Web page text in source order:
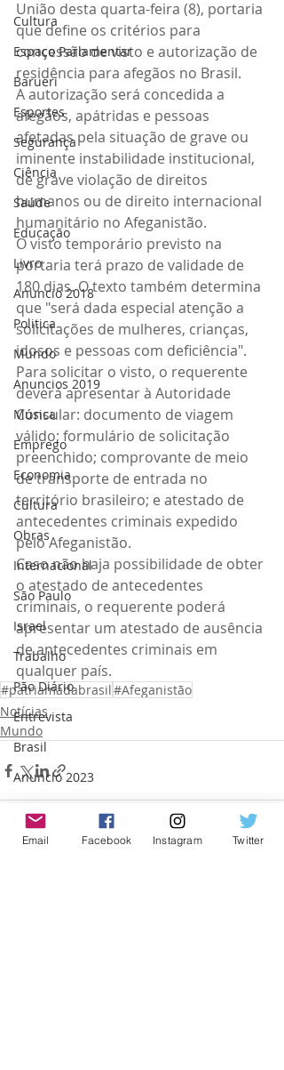
Cultura
Espaço Parlamentar
Barueri
Esportes
Segurança
Ciência
Saúde
Educação
Livro
Anuncio 2018
Politica
Mundo
Anuncios 2019
Música
Emprego
Economia
Cultura
Obras
Internacional
São Paulo
Israel
Trabalho
Pão Diário
Entrevista
Brasil
Anuncio 2023
União desta quarta-feira (8), portaria
que define os critérios para
concessão de visto e autorização de
residência para afegãos no Brasil.
A autorização será concedida a
afegãos, apátridas e pessoas
afetadas pela situação de grave ou
iminente instabilidade institucional,
de grave violação de direitos
humanos ou de direito internacional
humanitário no Afeganistão.
O visto temporário previsto na
portaria terá prazo de validade de
180 dias. O texto também determina
que "será dada especial atenção a
solicitações de mulheres, crianças,
idosos e pessoas com deficiência".
Para solicitar o visto, o requerente
deverá apresentar à Autoridade
Consular: documento de viagem
válido; formulário de solicitação
preenchido; comprovante de meio
de transporte de entrada no
território brasileiro; e atestado de
antecedentes criminais expedido
pelo Afeganistão.
Caso não haja possibilidade de obter
o atestado de antecedentes
criminais, o requerente poderá
apresentar um atestado de ausência
de antecedentes criminais em
qualquer país.
#patriamadabrasil#Afeganistão
Notícias
Mundo
Email Facebook Instagram Twitter